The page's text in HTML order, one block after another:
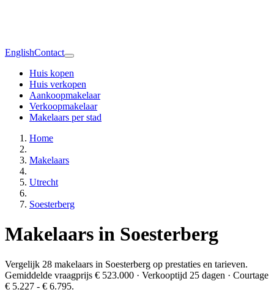
EnglishContact
Huis kopen
Huis verkopen
Aankoopmakelaar
Verkoopmakelaar
Makelaars per stad
Home
Makelaars
Utrecht
Soesterberg
Makelaars in Soesterberg
Vergelijk 28 makelaars in Soesterberg op prestaties en tarieven.
Gemiddelde vraagprijs € 523.000 · Verkooptijd 25 dagen · Courtage
€ 5.227 - € 6.795.